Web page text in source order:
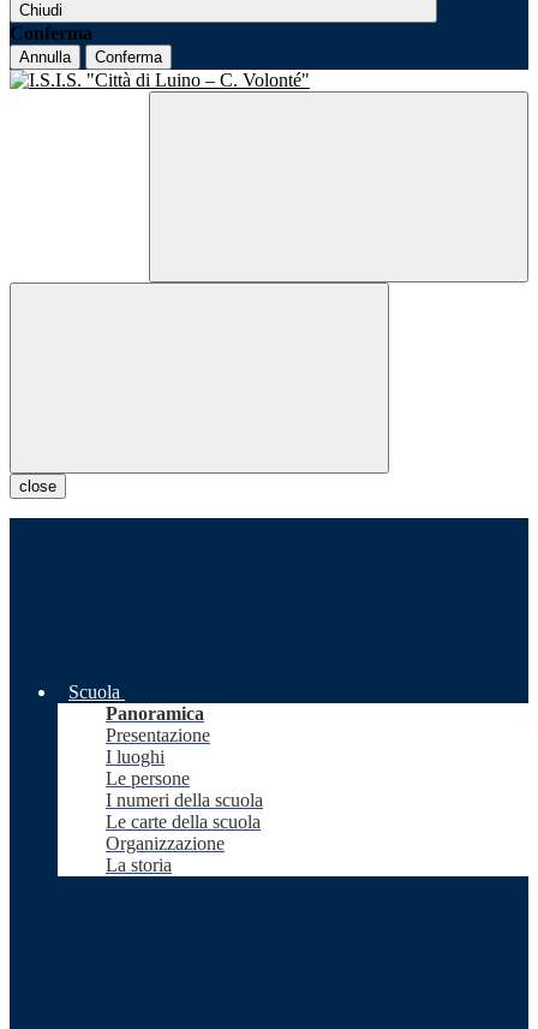
Chiudi
Conferma
Annulla Conferma
close
Scuola
Panoramica
Presentazione
I luoghi
Le persone
I numeri della scuola
Le carte della scuola
Organizzazione
La storia